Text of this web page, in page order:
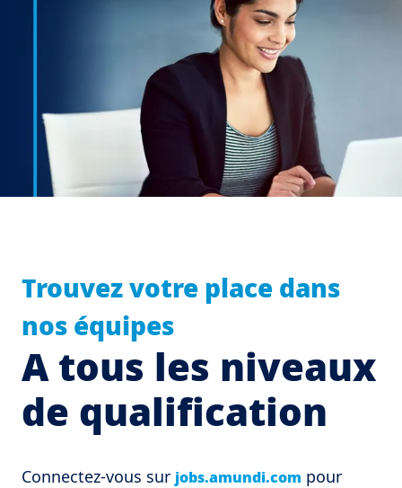
Trouvez votre place dans
nos équipes
A tous les niveaux
de qualification
Connectez-vous sur jobs.amundi.com pour